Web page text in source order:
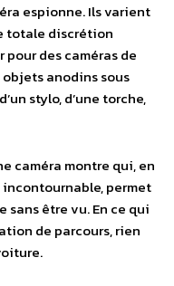
espionne. Ils varient
totale discrétion
pour des caméras de
anodins sous
stylo, d’une torche,
caméra montre qui, en
incontournable, permet
être vu. En ce qui
de parcours, rien